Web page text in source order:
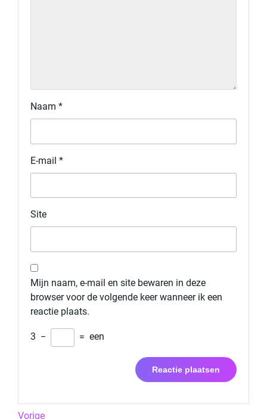
Naam *
E-mail *
Site
Mijn naam, e-mail en site bewaren in deze
browser voor de volgende keer wanneer ik een
reactie plaats.
3 − = een
Previous
Vorige